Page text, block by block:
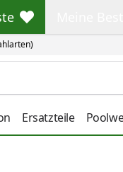
Ersatzteile